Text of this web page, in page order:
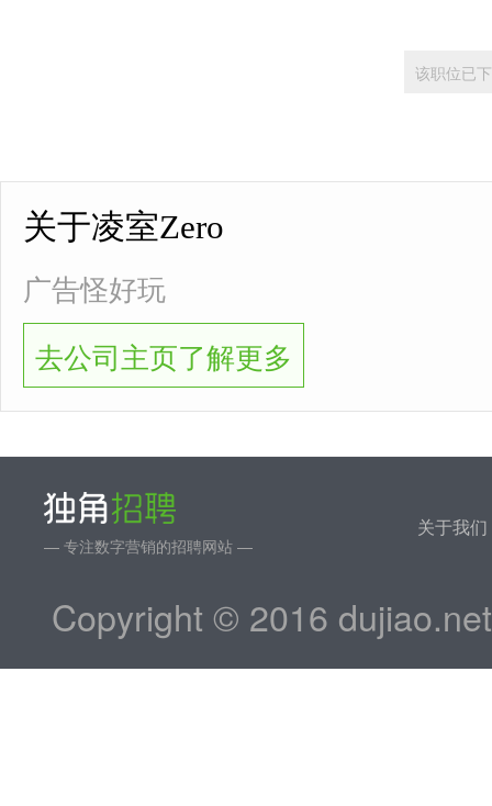
该职位已
关于凌室Zero
广告怪好玩
去公司主页了解更多
— 专注数字营销的招聘网站 —
关于我们
Copyright © 2016